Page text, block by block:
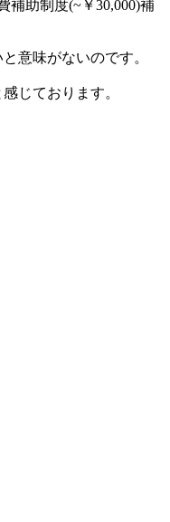
助制度(~￥30,000)補
意味がないのです。
じております。